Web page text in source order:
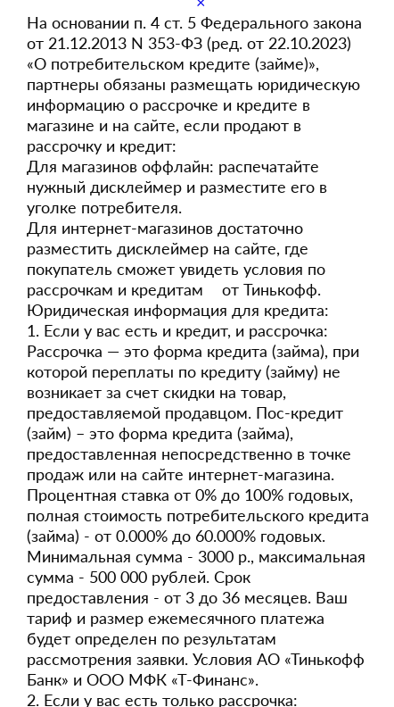
На основании п. 4 ст. 5 Федерального закона
от 21.12.2013 N 353-ФЗ (ред. от 22.10.2023)
«О потребительском кредите (займе)»,
партнеры обязаны размещать юридическую
информацию о рассрочке и кредите в
магазине и на сайте, если продают в
рассрочку и кредит:
Для магазинов оффлайн: распечатайте
нужный дисклеймер и разместите его в
уголке потребителя.
Для интернет-магазинов достаточно
разместить дисклеймер на сайте, где
покупатель сможет увидеть условия по
рассрочкам и кредитам от Тинькофф.
Юридическая информация для кредита:
1. Если у вас есть и кредит, и рассрочка:
Рассрочка — это форма кредита (займа), при
которой переплаты по кредиту (займу) не
возникает за счет скидки на товар,
предоставляемой продавцом. Пос-кредит
(займ) – это форма кредита (займа),
предоставленная непосредственно в точке
продаж или на сайте интернет-магазина.
Процентная ставка от 0% до 100% годовых,
полная стоимость потребительского кредита
(займа) - от 0.000% до 60.000% годовых.
Минимальная сумма - 3000 р., максимальная
сумма - 500 000 рублей. Срок
предоставления - от 3 до 36 месяцев. Ваш
тариф и размер ежемесячного платежа
будет определен по результатам
рассмотрения заявки. Условия АО «Тинькофф
Банк» и ООО МФК «Т-Финанс».
2. Если у вас есть только рассрочка: